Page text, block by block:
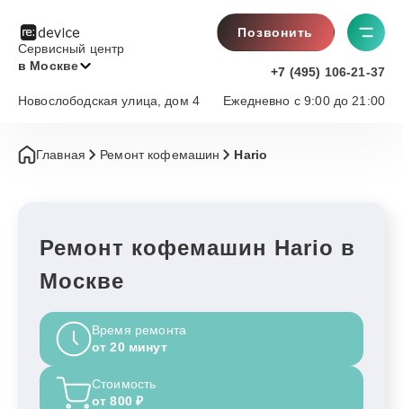
Сервисный центр
в Москве
Позвонить
+7 (495) 106-21-37
Ежедневно с 9:00 до 21:00
Новослободская улица, дом 4
Главная Ремонт кофемашин Hario
Ремонт кофемашин Hario в
Москве
Время ремонта
от 20 минут
Стоимость
от 800 ₽